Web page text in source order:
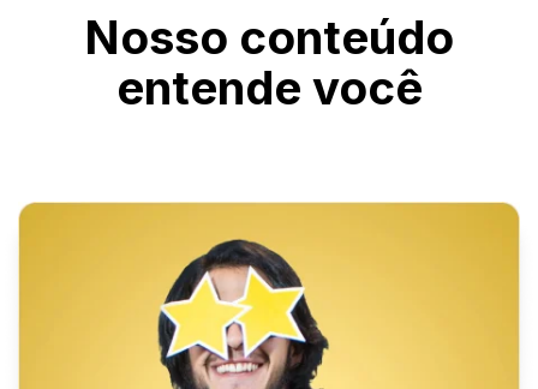
Nosso conteúdo
entende você